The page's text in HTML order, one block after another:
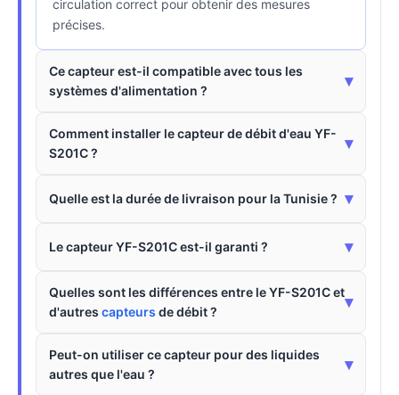
circulation correct pour obtenir des mesures
précises.
Ce capteur est-il compatible avec tous les
systèmes d'alimentation ?
▾
Comment installer le capteur de débit d'eau YF-
S201C ?
▾
Quelle est la durée de livraison pour la Tunisie ? ▾
Le capteur YF-S201C est-il garanti ? ▾
Quelles sont les différences entre le YF-S201C et
d'autres capteurs de débit ?
▾
Peut-on utiliser ce capteur pour des liquides
autres que l'eau ?
▾